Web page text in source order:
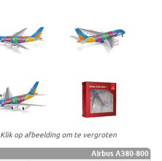
Klik op afbeelding om te vergroten
Airbus A380-800